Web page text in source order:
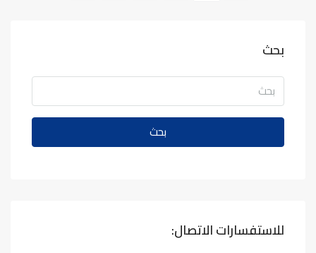
بحث
بحث
للاستفسارات الاتصال: